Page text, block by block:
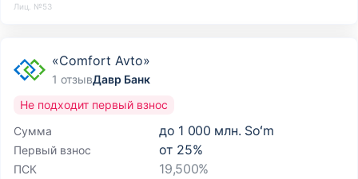
Лиц. №53
«Comfort Avto»
1 отзывДавр Банк
Сумма до 1 000 млн. Soʻm
Первый взнос от 25%
ПСК 19,500%
Не подходит первый взнос